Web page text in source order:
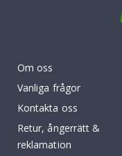
Om oss
Vanliga frågor
Kontakta oss
Retur, ångerrätt &
reklamation